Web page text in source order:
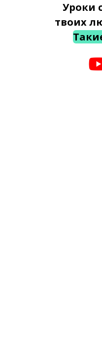
Уроки
твоих